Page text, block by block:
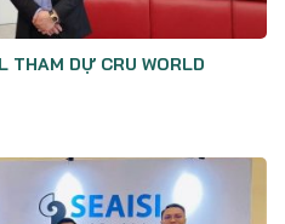
THAM DỰ CRU WORLD